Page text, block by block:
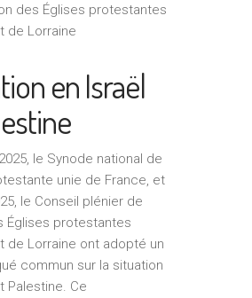
des Églises protestantes
de Lorraine
en Israël
le Synode national de
unie de France, et
le Conseil plénier de
Églises protestantes
de Lorraine ont adopté un
commun sur la situation
Palestine. Ce